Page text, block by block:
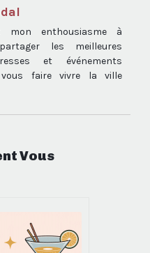
enthousiasme à
les meilleures
et événements
faire vivre la ville
Vous